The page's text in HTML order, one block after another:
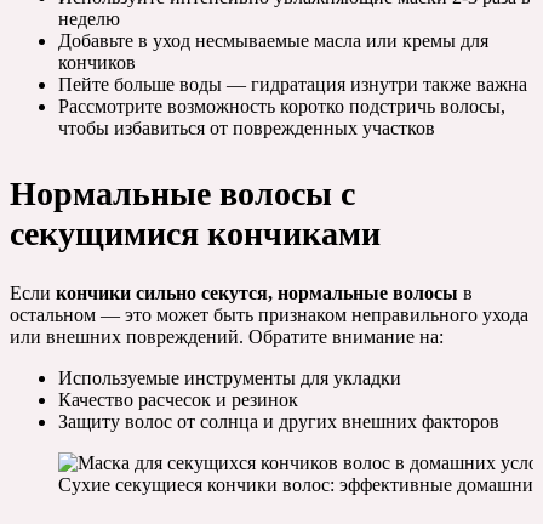
неделю
Добавьте в уход несмываемые масла или кремы для
кончиков
Пейте больше воды — гидратация изнутри также важна
Рассмотрите возможность коротко подстричь волосы,
чтобы избавиться от поврежденных участков
Нормальные волосы с
секущимися кончиками
Если кончики сильно секутся, нормальные волосы в
остальном — это может быть признаком неправильного ухода
или внешних повреждений. Обратите внимание на:
Используемые инструменты для укладки
Качество расчесок и резинок
Защиту волос от солнца и других внешних факторов
Сухие секущиеся кончики волос: эффективные